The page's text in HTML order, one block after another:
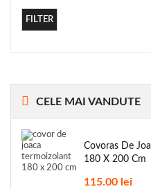
FILTER
CELE MAI VANDUTE
Covoras De
180 X 200 Cm
115.00 lei